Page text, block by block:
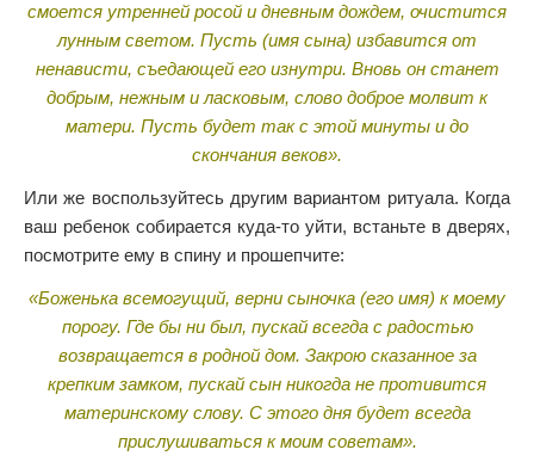
смоется утренней росой и дневным дождем, очистится
лунным светом. Пусть (имя сына) избавится от
ненависти, съедающей его изнутри. Вновь он станет
добрым, нежным и ласковым, слово доброе молвит к
матери. Пусть будет так с этой минуты и до
скончания веков».
Или же воспользуйтесь другим вариантом ритуала. Когда
ваш ребенок собирается куда-то уйти, встаньте в дверях,
посмотрите ему в спину и прошепчите:
«Боженька всемогущий, верни сыночка (его имя) к моему
порогу. Где бы ни был, пускай всегда с радостью
возвращается в родной дом. Закрою сказанное за
крепким замком, пускай сын никогда не противится
материнскому слову. С этого дня будет всегда
прислушиваться к моим советам».